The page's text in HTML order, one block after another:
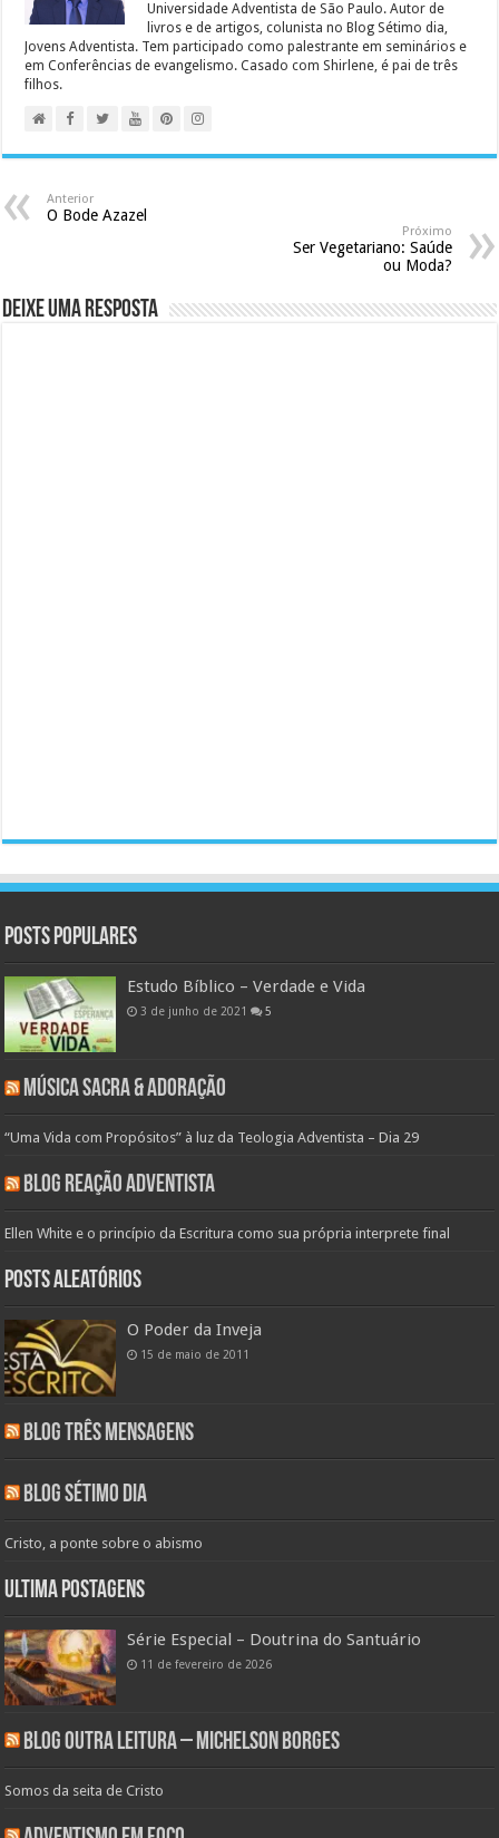
Universidade Adventista de São Paulo. Autor de
livros e de artigos, colunista no Blog Sétimo dia,
Jovens Adventista. Tem participado como palestrante em seminários e
em Conferências de evangelismo. Casado com Shirlene, é pai de três
filhos.
Anterior
O Bode Azazel
Próximo
Ser Vegetariano: Saúde
ou Moda?
Deixe uma resposta
Posts populares
Estudo Bíblico – Verdade e Vida
3 de junho de 2021 5
Música Sacra & Adoração
“Uma Vida com Propósitos” à luz da Teologia Adventista – Dia 29
Blog Reação Adventista
Ellen White e o princípio da Escritura como sua própria interprete final
Posts aleatórios
O Poder da Inveja
15 de maio de 2011
Blog Três Mensagens
Blog Sétimo Dia
Cristo, a ponte sobre o abismo
Ultima Postagens
Série Especial – Doutrina do Santuário
11 de fevereiro de 2026
Blog Outra Leitura – Michelson Borges
Somos da seita de Cristo